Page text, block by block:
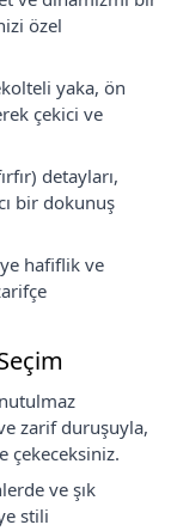
özel
yaka, ön
çekici ve
detayları,
bir dokunuş
hafiflik ve
zarif duruşuyla,
çekeceksiniz.
ve şık
stili